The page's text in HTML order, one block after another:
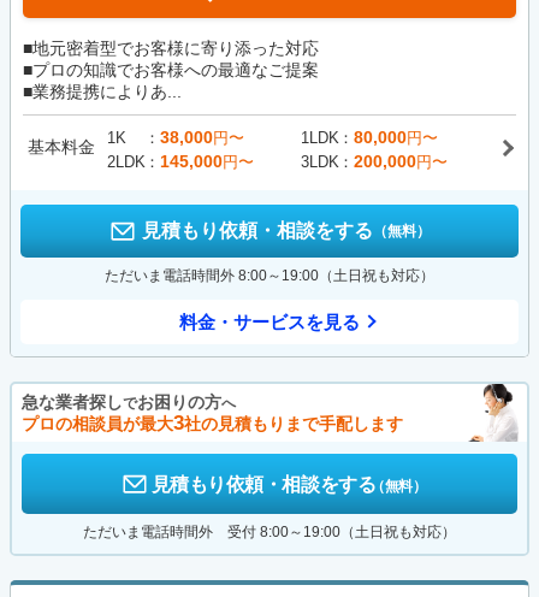
■地元密着型でお客様に寄り添った対応
■プロの知識でお客様への最適なご提案
■業務提携によりあ...
基本料金 1K 38,000円〜 1LDK 80,000円〜
2LDK
145,000円〜 3LDK 200,000円〜
見積もり依頼・相談をする （無料）
ただいま電話時間外 8:00～19:00（土日祝も対応）
料金・サービスを見る
急な業者探しでお困りの方へ
プロの相談員が最大3社の見積もりまで手配します
見積もり依頼・相談をする（無料）
ただいま電話時間外 受付 8:00～19:00（土日祝も対応）